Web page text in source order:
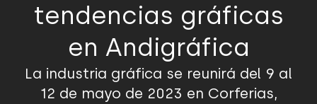
tendencias gráficas
en Andigráfica
La industria gráfica se reunirá del 9 al
12 de mayo de 2023 en Corferias,